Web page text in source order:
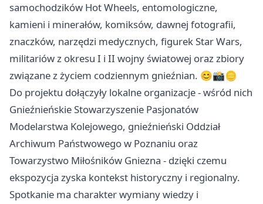
samochodzików Hot Wheels, entomologiczne,
kamieni i minerałów, komiksów, dawnej fotografii,
znaczków, narzędzi medycznych, figurek Star Wars,
militariów z okresu I i II wojny światowej oraz zbiory
związane z życiem codziennym gnieźnian. 😊📸🪙
Do projektu dołączyły lokalne organizacje - wśród nich
Gnieźnieńskie Stowarzyszenie Pasjonatów
Modelarstwa Kolejowego, gnieźnieński Oddział
Archiwum Państwowego w Poznaniu oraz
Towarzystwo Miłośników Gniezna - dzięki czemu
ekspozycja zyska kontekst historyczny i regionalny.
Spotkanie ma charakter wymiany wiedzy i